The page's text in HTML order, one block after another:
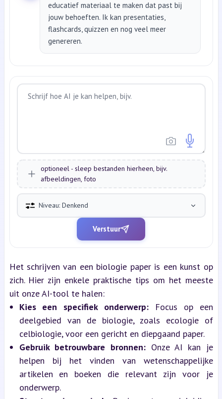
educatief materiaal te maken dat past bij
jouw behoeften. Ik kan presentaties,
flashcards, quizzen en nog veel meer
genereren.
optioneel - sleep bestanden hierheen, bijv.
afbeeldingen, foto
Niveau: Denkend
Verstuur
Het schrijven van een biologie paper is een kunst op
zich. Hier zijn enkele praktische tips om het meeste
uit onze AI-tool te halen:
Kies een specifiek onderwerp: Focus op een
deelgebied van de biologie, zoals ecologie of
celbiologie, voor een gericht en diepgaand paper.
Gebruik betrouwbare bronnen: Onze AI kan je
helpen bij het vinden van wetenschappelijke
artikelen en boeken die relevant zijn voor je
onderwerp.